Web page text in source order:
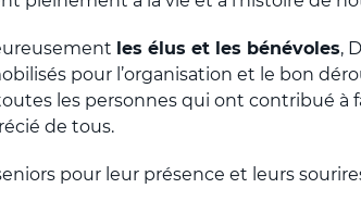
les élus et les bénévoles,
pour l’organisation et le bon
les personnes qui ont contribué à
de tous.
pour leur présence et leurs